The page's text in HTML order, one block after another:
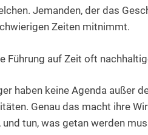
Jemanden, der das
Zeiten mitnimmt.
Führung auf Zeit oft
haben keine Agenda außer
Genau das macht ihre
tun, was getan werden